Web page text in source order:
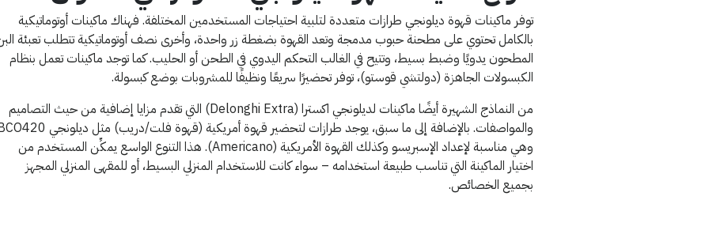
توفر ماكينات قهوة ديلونجي طرازات متعددة لتلبية احتياجات المستخدمين المختلفة. فهناك ماكينات أوتوماتيكية
بالكامل تحتوي على مطحنة حبوب مدمجة وتعد القهوة بضغطة زر واحدة، وأخرى نصف أوتوماتيكية تتطلب تعبئة
المطحون يدويًا وضبط بسيط، وتتيح في الغالب التحكم اليدوي في الطحن أو الحليب. كما توجد ماكينات تعمل بنظام
الكبسولات الجاهزة (دولتشي قوستو)، توفر تحضيرًا سريعًا ونظيفًا للمشروبات بوضع كبسولة.
من النماذج الشهيرة أيضًا ماكينات لديلونجي اكسترا (Delonghi Extra) التي تقدم مزايا إضافية من حيث التصاميم
وهي مناسبة لإعداد الإسبريسو وكذلك القهوة الأمريكية (Americano). هذا التنوع الواسع يمكِّن المستخدم من
اختيار الماكينة التي تناسب طبيعة استخدامه – سواء كانت للاستخدام المنزلي البسيط، أو للمقهى المنزلي المجهز
بجميع الخصائص.